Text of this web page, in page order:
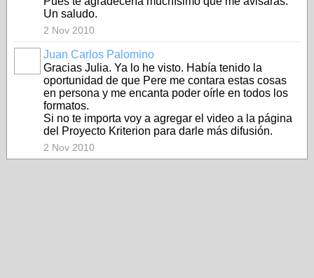
Un saludo.
2 Nov 2010
Juan Carlos Palomino
Gracias Julia. Ya lo he visto. Había tenido la
oportunidad de que Pere me contara estas cosas
en persona y me encanta poder oírle en todos los
formatos.
Si no te importa voy a agregar el video a la página
del Proyecto Kriterion para darle más difusión.
2 Nov 2010